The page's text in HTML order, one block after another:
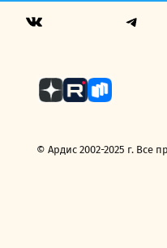
© Ардис 2002-2025 г. Все